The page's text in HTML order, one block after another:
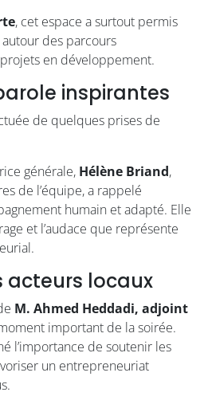
, cet espace a surtout permis
des parcours
en développement.
inspirantes
de quelques prises de
générale, Hélène Briand,
de l’équipe, a rappelé
humain et adapté. Elle
et l’audace que représente
acteurs locaux
M. Ahmed Heddadi, adjoint
important de la soirée.
l’importance de soutenir les
un entrepreneuriat